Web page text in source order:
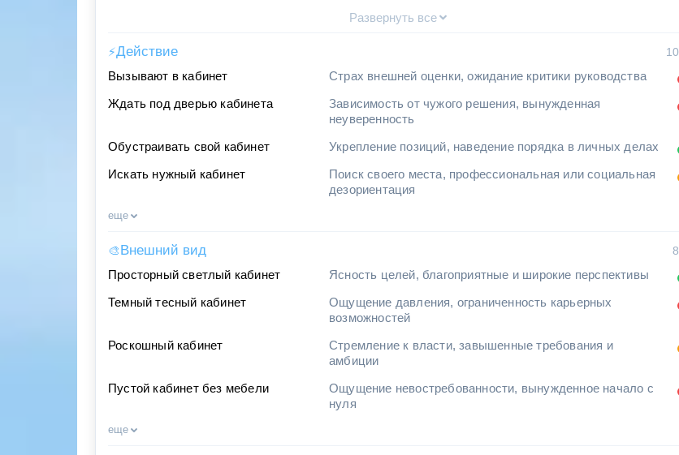
Развернуть все
⚡Действие
10
Вызывают в кабинет
Страх внешней оценки, ожидание критики руководства
Ждать под дверью кабинета
Зависимость от чужого решения, вынужденная
неуверенность
Обустраивать свой кабинет Укрепление позиций, наведение порядка в личных делах
Искать нужный кабинет
Поиск своего места, профессиональная или социальная
дезориентация
еще
🎨Внешний вид
8
Просторный светлый кабинет
Ясность целей, благоприятные и широкие перспективы
Темный тесный кабинет
Ощущение давления, ограниченность карьерных
возможностей
Роскошный кабинет
Стремление к власти, завышенные требования и
амбиции
Пустой кабинет без мебели
Ощущение невостребованности, вынужденное начало с
нуля
еще